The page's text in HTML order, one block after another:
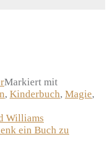
Markiert mit
, Kinderbuch, Magie,
Williams
ein Buch zu